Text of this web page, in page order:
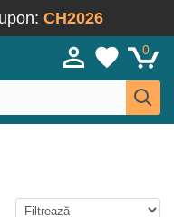
CH2026
0